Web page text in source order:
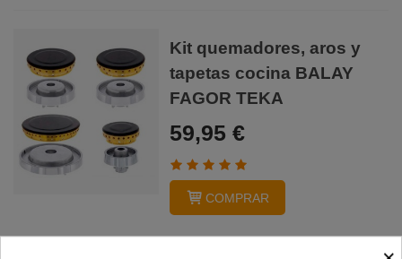
Kit quemadores, aros y
tapetas cocina BALAY
FAGOR TEKA
59,95 €
COMPRAR